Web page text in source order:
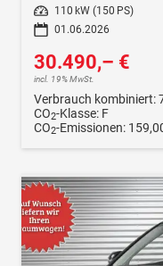
Leistung
110 kW (150 PS)
01.06.2026
30.490,– €
incl. 19% MwSt.
Verbrauch kombiniert:
CO2-Klasse: F
CO2-Emissionen: